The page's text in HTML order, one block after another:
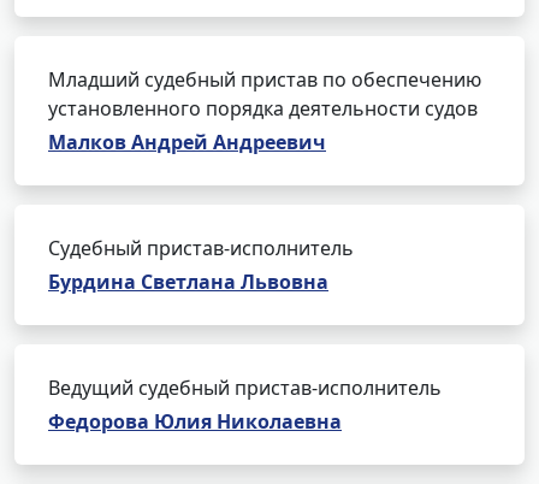
Младший судебный пристав по обеспечению
установленного порядка деятельности судов
Малков Андрей Андреевич
Судебный пристав-исполнитель
Бурдина Светлана Львовна
Ведущий судебный пристав-исполнитель
Федорова Юлия Николаевна